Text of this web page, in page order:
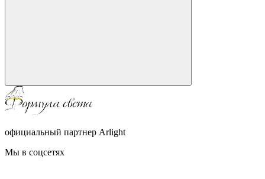
официальный партнер Arlight
Мы в соцсетях